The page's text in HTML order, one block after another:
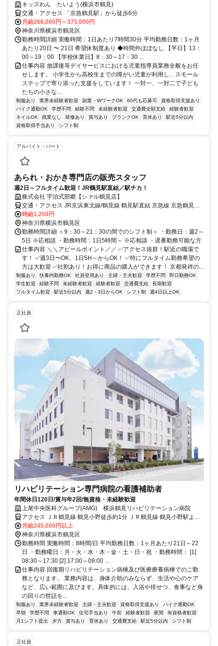
キッズわん たいよう(横浜市鶴見)
交通・アクセス 「京急鶴見駅」から徒歩6分
月給266,000円～375,000円
神奈川県横浜市鶴見区
勤務時間詳細 実働時間：1日あたり7時間30分 平均勤務日数：1ヶ月
あたり20日 〜 21日 希望休制度あり ◆時間外ほぼなし 【平日】13：
00～19：00 【学校休業日】8：30～17：30 ...
仕事内容 放課後等デイサービスにおける児童指導員業務全般をお任
せします。 小学生から高校生までの障がい児童が利用し、スモール
ステップで寄り添った支援をしています！ 一対一、一対二で子ども
たちの小さな...
制服あり 業界未経験者歓迎 副業・WワークOK 60代も応募可
資格取得支援あり
バイク通勤OK
学歴不問 経験不問 未経験者歓迎 交通費全額支給
経験者歓迎
ネイルOK
残業なし 研修あり 賞与あり ブランクOK 育休あり
駅近5分以内
資格取得手当あり
シフト制
アルバイト・パート
あられ・おかき専門店の販売スタッフ
週2日～フルタイム歓迎！JR鶴見駅直結／駅チカ！
株式会社 宇治式部郷【シァル鶴見店】
交通・アクセス JR京浜東北線/鶴見線 鶴見駅直結 京急線 京急鶴見駅
徒歩３分
時給1,250円
神奈川県横浜市鶴見区
勤務時間詳細 ＜9：30～21：30の間でのシフト制＞ ・勤務日：週2～
5日 ※応相談 ・勤務時間：1日5時間～ ※応相談 ・遅番勤務可能な方
仕事内容 ＼＼アピールポイント／／ ✅アクセス抜群！駅近の職場で
す！ ✅週3日〜OK、1日5H～からOK！ ✅特にフルタイム勤務希望の
方は大歓迎 ✅社割あり！お得に商品の購入ができます！ 京都発祥の...
制服あり 扶養内勤務OK 社員登用あり 主婦・主夫歓迎 学歴不問
即日勤務OK
学生歓迎
経験不問 未経験者歓迎 経験者歓迎 交通費支給
長期歓迎
フルタイム歓迎
駅近5分以内 週2・3日からOK シフト制 週4日以上OK
正社員
リハビリテーション専門病院の看護補助者
年間休日120日/賞与年2回/無資格・未経験歓迎
上尾中央医科グループ(AMG) 横浜鶴見リハビリテーション病院
アクセス ＪＲ鶴見線 鶴見小野徒歩約1分 ＪＲ鶴見線 鶴見小野駅より
徒歩2分
月給245,000円以上
神奈川県横浜市鶴見区
勤務時間 実働時間：8時間/日 平均勤務日数：1ヶ月あたり21日～22
日 ・勤務曜日：月・火・水・木・金・土・日・祝 ・勤務時間： [1]
08:30～17:30 [2] 17:00～09:00 ...
仕事内容 回復期リハビリテーション病棟及び医療療養病棟でのご勤
務となります。 業務内容は、身体介助のみならず、生活や心のケア
など、広い範囲に及びます。具体的には、入浴や排せつ、食事など身
の回りの世話を...
制服あり 業界未経験者歓迎 主婦・主夫歓迎 資格取得支援あり
バイク通勤OK
早朝
学歴不問 車通勤OK 住宅手当あり 午前 経験者歓迎 夜間
有資格者歓迎
月1シフト提出
夕方 賞与あり 育休あり 交通費支給 駅近5分以内 シフト制
正社員